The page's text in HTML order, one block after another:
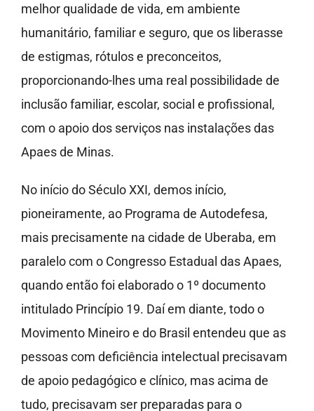
melhor qualidade de vida, em ambiente
humanitário, familiar e seguro, que os liberasse
de estigmas, rótulos e preconceitos,
proporcionando-lhes uma real possibilidade de
inclusão familiar, escolar, social e profissional,
com o apoio dos serviços nas instalações das
Apaes de Minas.
No início do Século XXI, demos início,
pioneiramente, ao Programa de Autodefesa,
mais precisamente na cidade de Uberaba, em
paralelo com o Congresso Estadual das Apaes,
quando então foi elaborado o 1º documento
intitulado Princípio 19. Daí em diante, todo o
Movimento Mineiro e do Brasil entendeu que as
pessoas com deficiência intelectual precisavam
de apoio pedagógico e clínico, mas acima de
tudo, precisavam ser preparadas para o